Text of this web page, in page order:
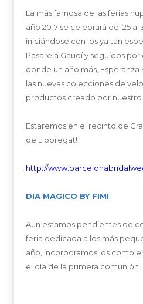
La más famosa de las ferias
año 2017 se celebrará del 25
iniciándose con los ya tan
Pasarela Gaudí y seguidos por
donde un año más,
las nuevas colecciones de
productos creado por
Estaremos en el recinto de
de Llobregat!
http://
DIA MAGICO BY FIMI
Aun estamos pendientes de
feria dedicada a los más
año, incorporamos los
el día de la primera comunión.